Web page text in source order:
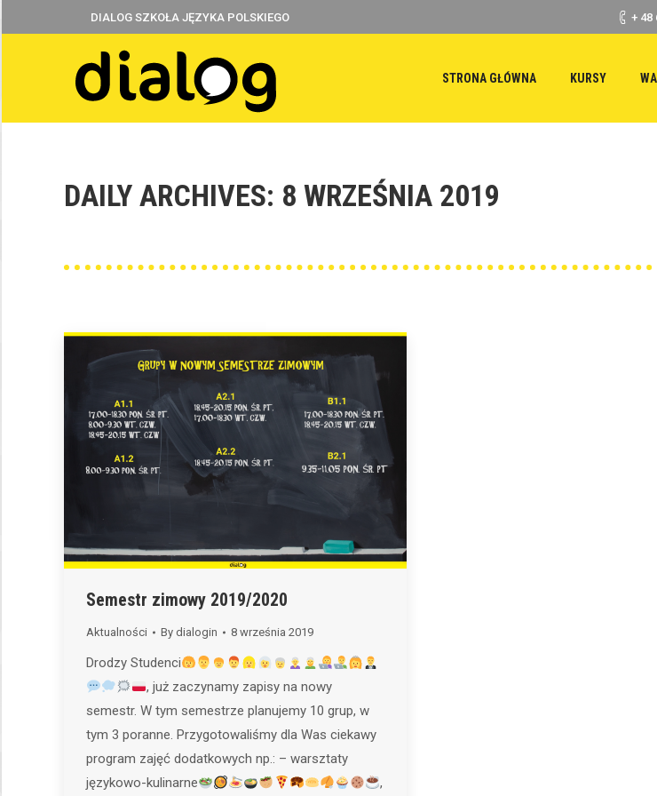
DIALOG SZKOŁA JĘZYKA POLSKIEGO + 48
STRONA GŁÓWNA KURSY
DAILY ARCHIVES: 8 WRZEŚNIA 2019
Semestr zimowy 2019/2020
Aktualności By dialogin 8 września 2019
Drodzy Studenci
, już zaczynamy zapisy na nowy
semestr. W tym semestrze planujemy 10 grup, w
tym 3 poranne. Przygotowaliśmy dla Was ciekawy
program zajęć dodatkowych np.: – warsztaty
językowo-kulinarne
,